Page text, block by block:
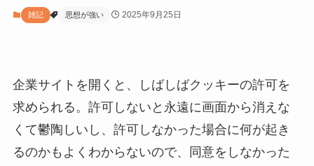
雑記 思想が強い 2025年9月25日
企業サイトを開くと、しばしばクッキーの許可を
求められる。許可しないと永遠に画面から消えな
くて鬱陶しいし、許可しなかった場合に何が起き
るのかもよくわからないので、同意をしなかった